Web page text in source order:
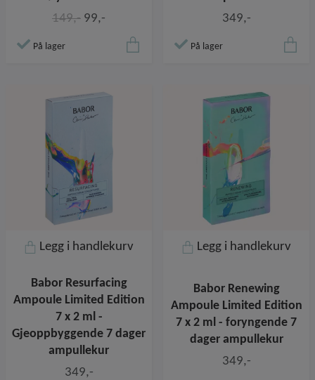
149,- 99,-
På lager
349,-
På lager
Legg i handlekurv
Babor Resurfacing
Ampoule Limited Edition
7 x 2 ml -
Gjeoppbyggende 7 dager
ampullekur
349,-
Legg i handlekurv
Babor Renewing
Ampoule Limited Edition
7 x 2 ml - foryngende 7
dager ampullekur
349,-